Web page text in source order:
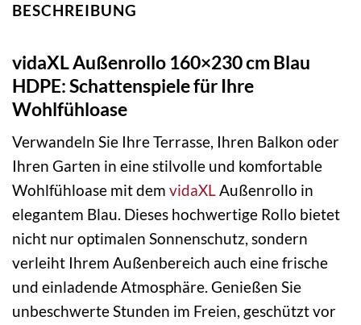
BESCHREIBUNG
vidaXL Außenrollo 160×230 cm Blau
HDPE: Schattenspiele für Ihre
Wohlfühloase
Verwandeln Sie Ihre Terrasse, Ihren Balkon oder
Ihren Garten in eine stilvolle und komfortable
Wohlfühloase mit dem vidaXLAußenrollo in
elegantem Blau. Dieses hochwertige Rollo bietet
nicht nur optimalen Sonnenschutz, sondern
verleiht Ihrem Außenbereich auch eine frische
und einladende Atmosphäre. Genießen Sie
unbeschwerte Stunden im Freien, geschützt vor